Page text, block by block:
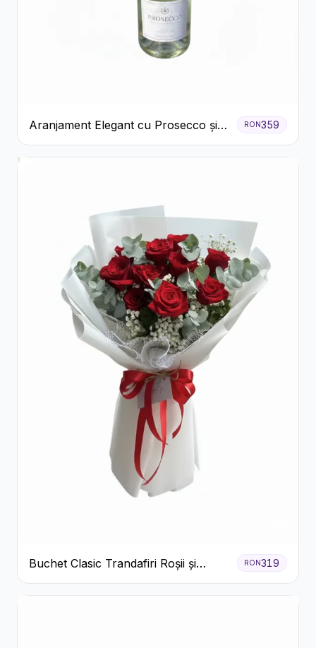
Aranjament Elegant cu Prosecco și
Flori Galbene.
RON359
Buchet Clasic Trandafiri Roșii și
Eucalipt
RON319